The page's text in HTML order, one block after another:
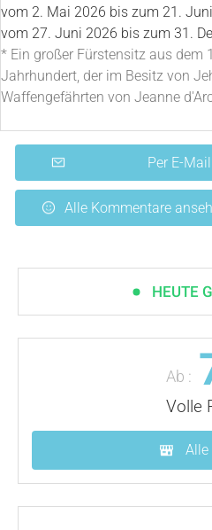
vom 2. Mai 2026 bis zum 21.
vom 27. Juni 2026 bis zum 31.
* Ein großer Fürstensitz aus dem
Jahrhundert, der im Besitz von
Waffengefährten von Jeanne
Per E-
Alle Kommentare
HEUTE
Ab :
Volle
Alle